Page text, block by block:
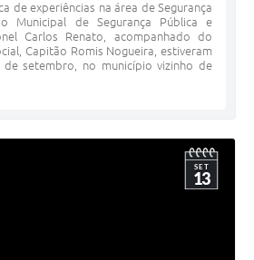
de experiências na área de Segurança
Municipal de Segurança Pública e
Carlos Renato, acompanhado do
Capitão Romis Nogueira, estiveram
setembro, no município vizinho de
SET
13